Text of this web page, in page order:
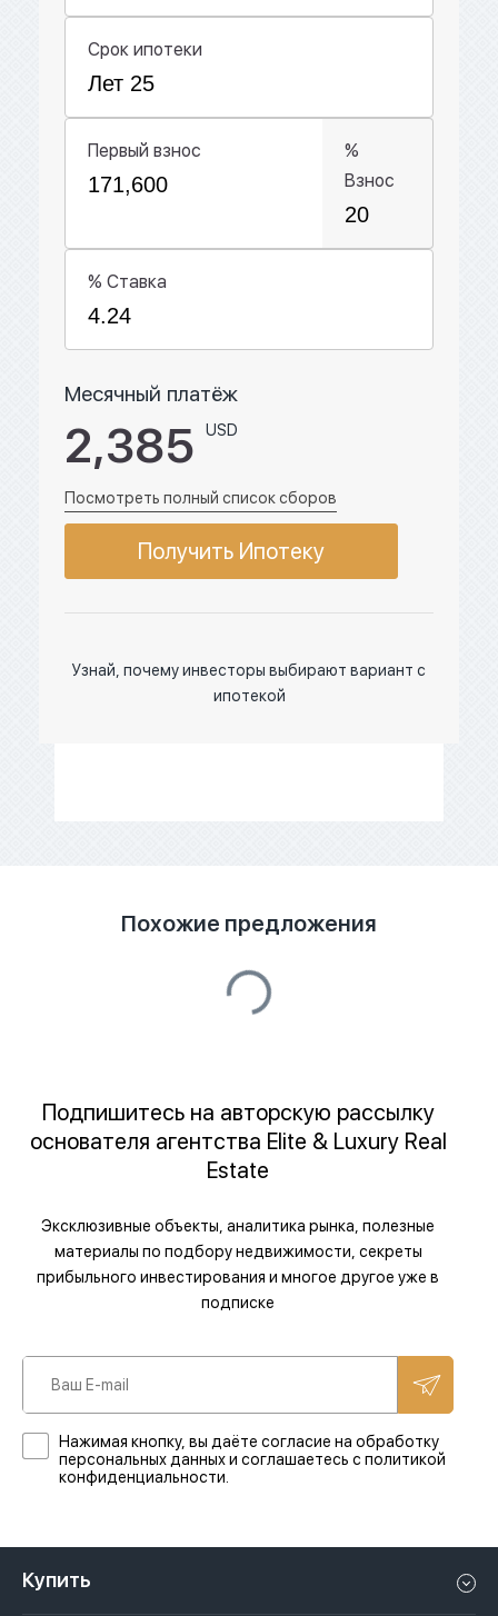
Срок ипотеки
Первый взнос
%
Взнос
% Ставка
Месячный платёж
2,385 USD
Посмотреть полный список сборов
Получить Ипотеку
Узнай, почему инвесторы выбирают вариант с
ипотекой
Похожие предложения
Подпишитесь на авторскую рассылку
основателя агентства Elite & Luxury Real
Estate
Эксклюзивные объекты, аналитика рынка, полезные
материалы по подбору недвижимости, секреты
прибыльного инвестирования и многое другое уже в
подписке
Нажимая кнопку, вы даёте согласие на обработку
персональных данных и соглашаетесь с политикой
конфиденциальности.
Купить